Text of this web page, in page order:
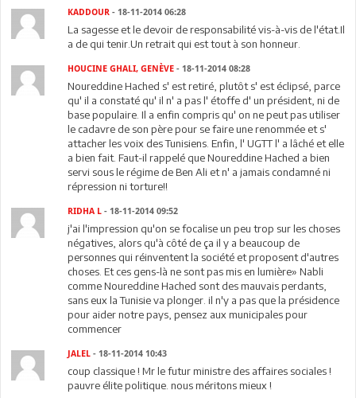
KADDOUR - 18-11-2014 06:28
La sagesse et le devoir de responsabilité vis-à-vis de l'état.Il
a de qui tenir.Un retrait qui est tout à son honneur.
HOUCINE GHALI, GENÈVE - 18-11-2014 08:28
Noureddine Hached s' est retiré, plutôt s' est éclipsé, parce
qu' il a constaté qu' il n' a pas l' étoffe d' un président, ni de
base populaire. Il a enfin compris qu' on ne peut pas utiliser
le cadavre de son père pour se faire une renommée et s'
attacher les voix des Tunisiens. Enfin, l' UGTT l' a lâché et elle
a bien fait. Faut-il rappelé que Noureddine Hached a bien
servi sous le régime de Ben Ali et n' a jamais condamné ni
répression ni torture!!
RIDHA L - 18-11-2014 09:52
j'ai l'impression qu'on se focalise un peu trop sur les choses
négatives, alors qu'à côté de ça il y a beaucoup de
personnes qui réinventent la société et proposent d'autres
choses. Et ces gens-là ne sont pas mis en lumière» Nabli
comme Noureddine Hached sont des mauvais perdants,
sans eux la Tunisie va plonger. il n'y a pas que la présidence
pour aider notre pays, pensez aux municipales pour
commencer
JALEL - 18-11-2014 10:43
coup classique ! Mr le futur ministre des affaires sociales !
pauvre élite politique. nous méritons mieux !